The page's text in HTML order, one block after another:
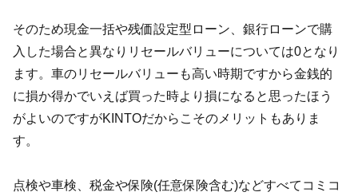
そのため現金一括や残価設定型ローン、銀行ローンで購
入した場合と異なりリセールバリューについては0となり
ます。車のリセールバリューも高い時期ですから金銭的
に損か得かでいえば買った時より損になると思ったほう
がよいのですがKINTOだからこそのメリットもありま
す。
点検や車検、税金や保険(任意保険含む)などすべてコミコ